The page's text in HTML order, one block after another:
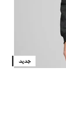
جديد